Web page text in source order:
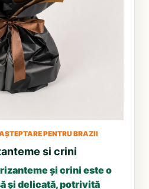
PENTRU BRAZII
si crini
și crini este o
și delicată, potrivită